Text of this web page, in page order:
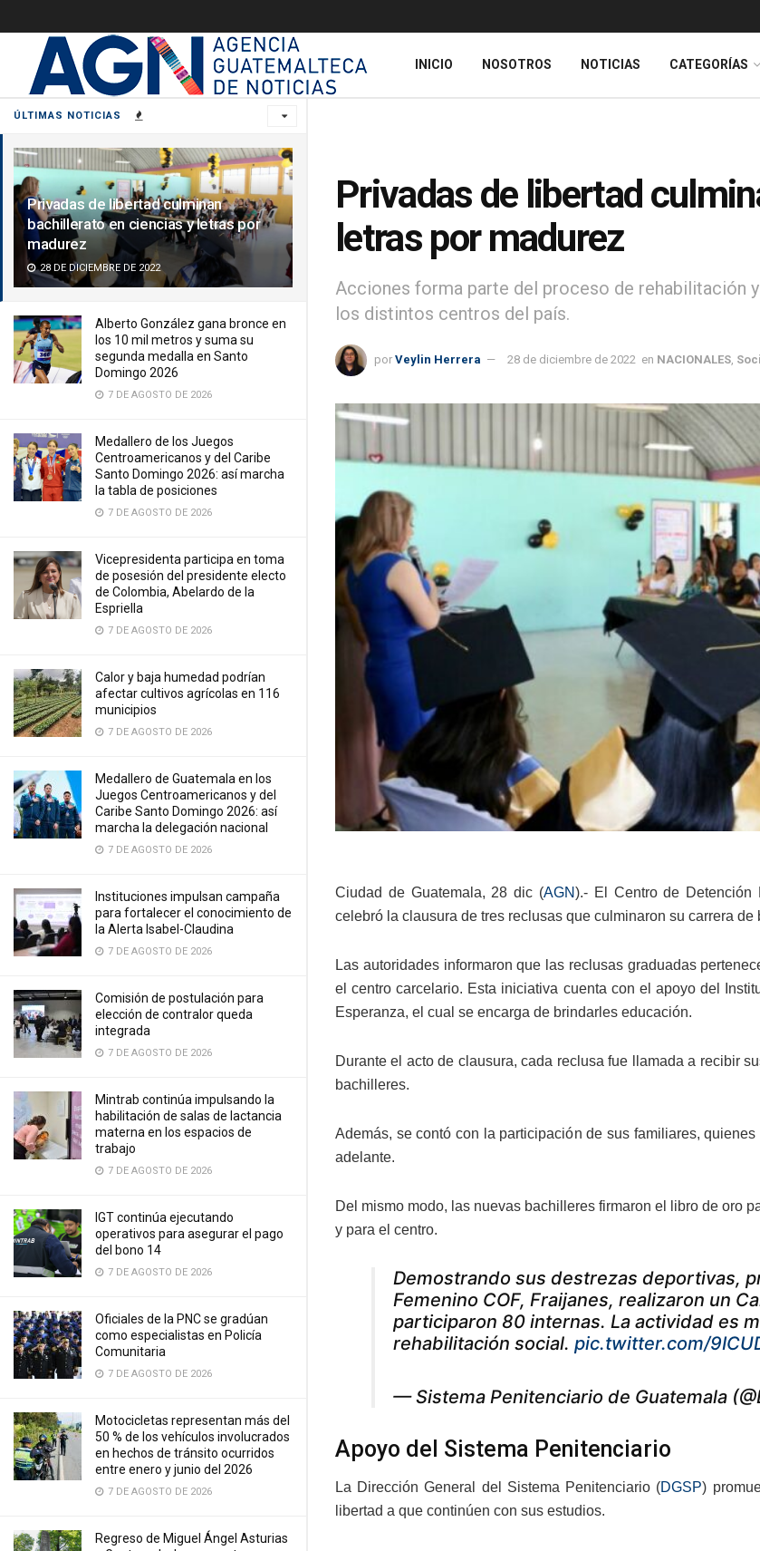
ÚLTIMAS NOTICIAS
Privadas de libertad culminan
bachillerato en ciencias y letras por
madurez
28 DE DICIEMBRE DE 2022
Alberto González gana bronce en
los 10 mil metros y suma su
segunda medalla en Santo
Domingo 2026
7 DE AGOSTO DE 2026
Medallero de los Juegos
Centroamericanos y del Caribe
Santo Domingo 2026: así marcha
la tabla de posiciones
7 DE AGOSTO DE 2026
Vicepresidenta participa en toma
de posesión del presidente electo
de Colombia, Abelardo de la
Espriella
7 DE AGOSTO DE 2026
Calor y baja humedad podrían
afectar cultivos agrícolas en 116
municipios
7 DE AGOSTO DE 2026
Medallero de Guatemala en los
Juegos Centroamericanos y del
Caribe Santo Domingo 2026: así
marcha la delegación nacional
7 DE AGOSTO DE 2026
Instituciones impulsan campaña
para fortalecer el conocimiento de
la Alerta Isabel-Claudina
7 DE AGOSTO DE 2026
Comisión de postulación para
elección de contralor queda
integrada
7 DE AGOSTO DE 2026
Mintrab continúa impulsando la
habilitación de salas de lactancia
materna en los espacios de
trabajo
7 DE AGOSTO DE 2026
IGT continúa ejecutando
operativos para asegurar el pago
del bono 14
7 DE AGOSTO DE 2026
Oficiales de la PNC se gradúan
como especialistas en Policía
Comunitaria
7 DE AGOSTO DE 2026
Motocicletas representan más del
50 % de los vehículos involucrados
en hechos de tránsito ocurridos
entre enero y junio del 2026
7 DE AGOSTO DE 2026
Regreso de Miguel Ángel Asturias
INICIO NOSOTROS NOTICIAS CATEGORÍAS
Privadas de libertad
letras por madurez
Acciones forma parte del proceso de rehabilitación
los distintos centros del país.
por Veylin Herrera 28 de diciembre de 2022 en NACIONALES
Ciudad de Guatemala, 28 dic (AGN).- El Centro de Detención
celebró la clausura de tres reclusas que culminaron su carrera
Las autoridades informaron que las reclusas graduadas
el centro carcelario. Esta iniciativa cuenta con el apoyo del
Esperanza, el cual se encarga de brindarles educación.
Durante el acto de clausura, cada reclusa fue llamada a recibir
bachilleres.
Además, se contó con la participación de sus familiares,
adelante.
Del mismo modo, las nuevas bachilleres firmaron el libro de oro
y para el centro.
Demostrando sus destrezas deportivas,
Femenino COF, Fraijanes, realizaron un
participaron 80 internas. La actividad es
rehabilitación social. pic.twitter.com/
— Sistema Penitenciario de Guatemala
Apoyo del Sistema Penitenciario
La Dirección General del Sistema Penitenciario (DGSP)
libertad a que continúen con sus estudios.